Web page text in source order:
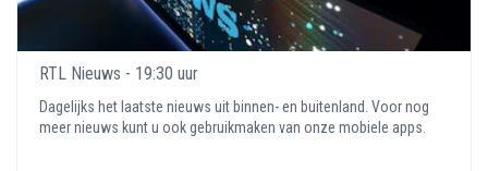
RTL Nieuws - 19:30 uur
Dagelijks het laatste nieuws uit binnen- en buitenland. Voor nog
meer nieuws kunt u ook gebruikmaken van onze mobiele apps.